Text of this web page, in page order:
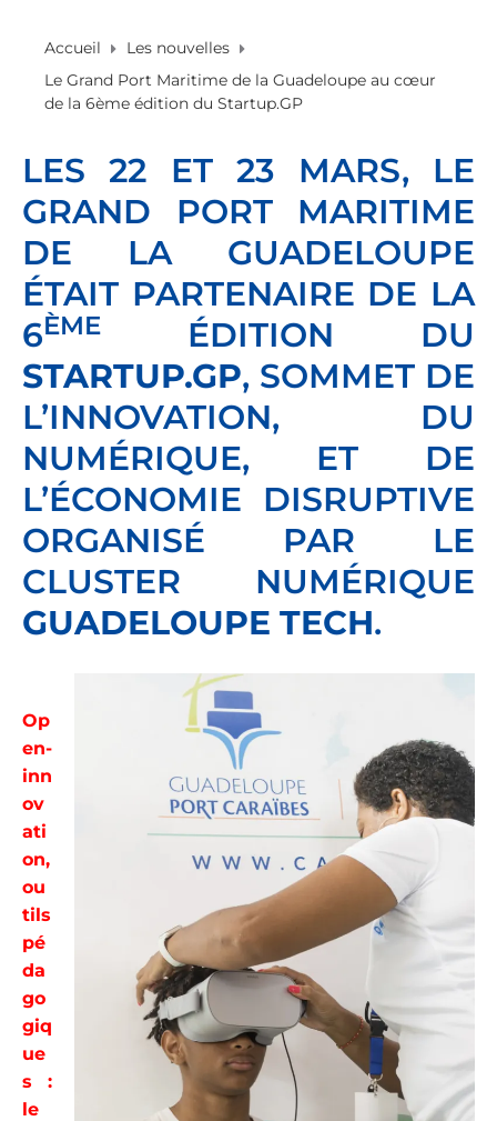
Accueil
Les nouvelles
Le Grand Port Maritime de la Guadeloupe au cœur
de la 6ème édition du Startup.GP
LES 22 ET 23 MARS, LE
GRAND PORT MARITIME
DE LA GUADELOUPE
ÉTAIT PARTENAIRE DE LA
6ÈME
ÉDITION DU
STARTUP.GP, SOMMET DE
L’INNOVATION, DU
NUMÉRIQUE, ET DE
L’ÉCONOMIE DISRUPTIVE
ORGANISÉ PAR LE
CLUSTER NUMÉRIQUE
GUADELOUPE TECH.
Op
en-
inn
ov
ati
on,
ou
tils
pé
da
go
giq
ue
s :
le